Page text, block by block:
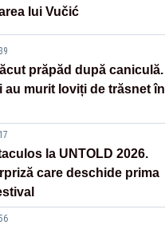
lui Vučić
prăpăd după caniculă.
au murit loviți de trăsnet în
la UNTOLD 2026.
care deschide prima